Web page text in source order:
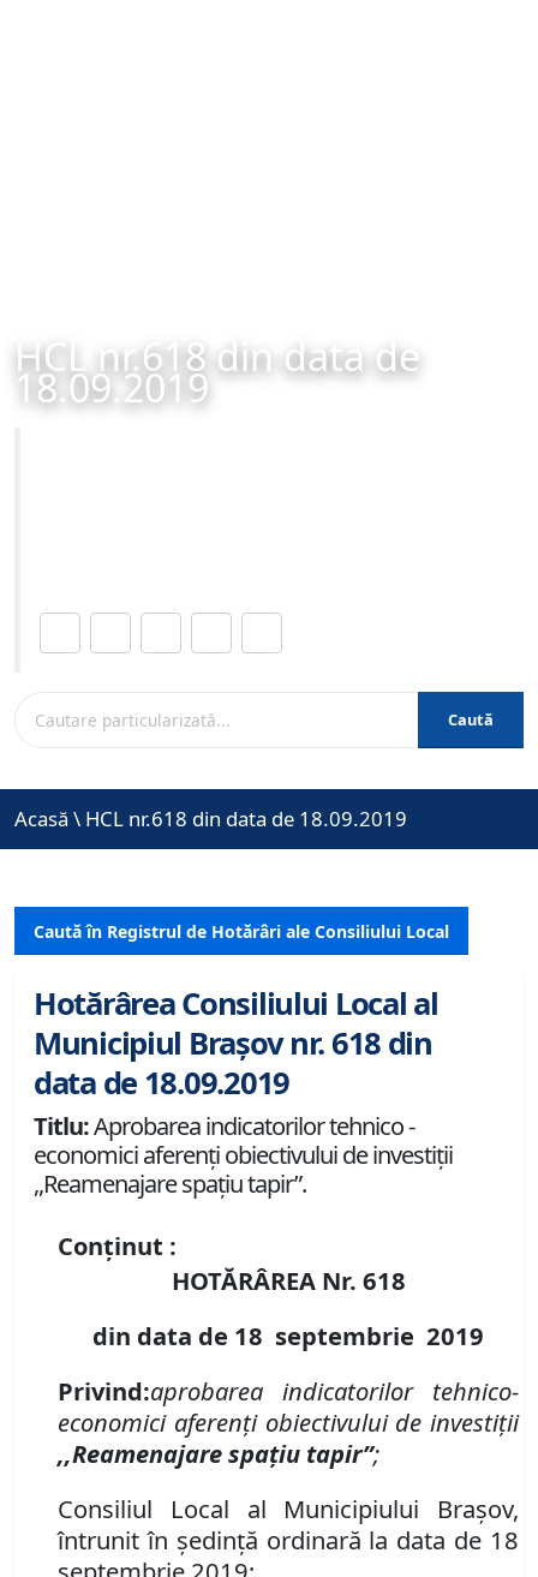
HCL nr.618 din data de
18.09.2019
Caută
Acasă \ HCL nr.618 din data de 18.09.2019
Caută în Registrul de Hotărâri ale Consiliului Local
Hotărârea Consiliului Local al
Municipiul Brașov nr. 618 din
data de 18.09.2019
Titlu:Aprobarea indicatorilor tehnico -
economici aferenți obiectivului de investiții
,,Reamenajare spațiu tapir”.
Conținut :
HOTĂRÂREA Nr. 618
din data de 18 septembrie 2019
Privind:aprobarea indicatorilor tehnico-
economici aferenți obiectivului de investiții
,,Reamenajare spațiu tapir”;
Consiliul Local al Municipiului Brașov,
întrunit în ședință ordinară la data de 18